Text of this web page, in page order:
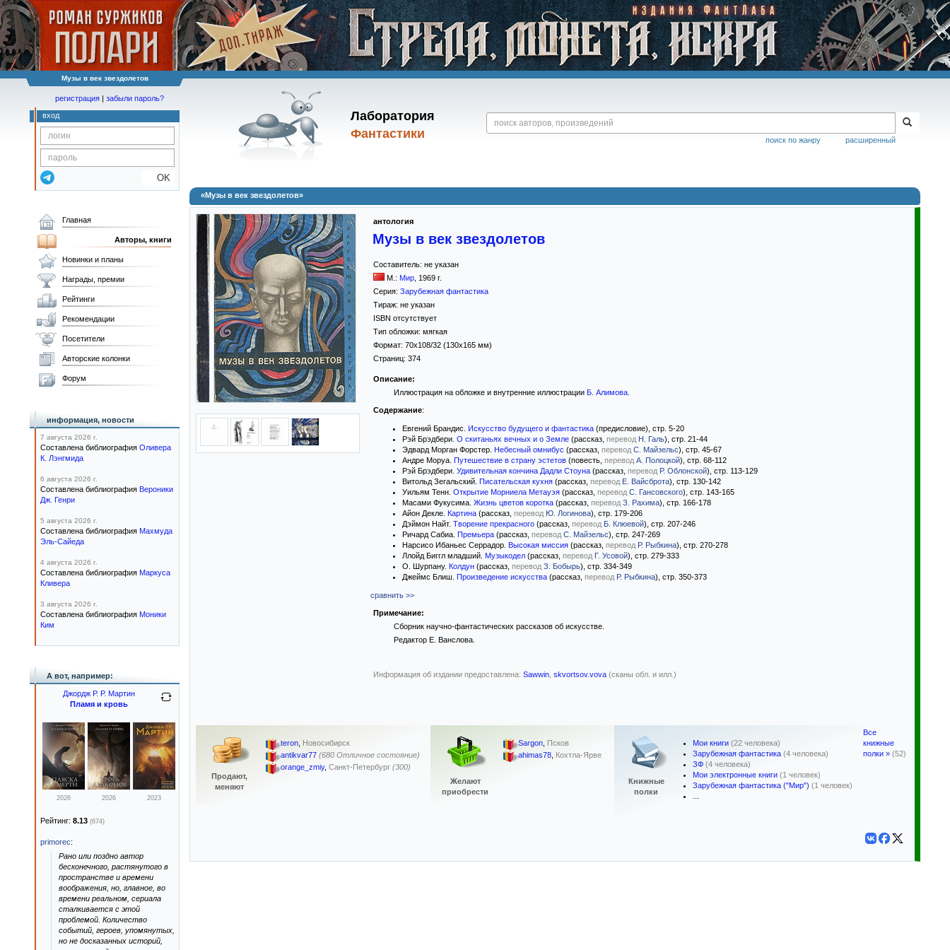
Музы в век звездолетов
Лаборатория
Фантастики
расширенный
поиск по жанру
регистрация | забыли пароль?
вход
OK
«Музы в век звездолетов»
антология
Музы в век звездолетов
Составитель: не указан
М.: Мир 1969 г.
Серия: Зарубежная фантастика
Тираж: не указан
ISBN отсутствует
Тип обложки: мягкая
Формат: 70x108/32 (130x165 мм)
Страниц: 374
Описание:
Иллюстрация на обложке и внутренние иллюстрации Б. Алимова.
Содержание:
Евгений Брандис. Искусство будущего и фантастика (предисловие), стр. 5-20
Рэй Брэдбери. О скитаньях вечных и о Земле (рассказ, перевод Н. Галь), стр. 21-44
Эдвард Морган Форстер. Небесный омнибус (рассказ, перевод С. Майзельс), стр. 45-67
Андре Моруа. Путешествие в страну эстетов (повесть, перевод А. Полоцкой), стр. 68-112
Рэй Брэдбери. Удивительная кончина Дадли Стоуна (рассказ, перевод Р. Облонской), стр. 113-129
Витольд Зегальский. Писательская кухня (рассказ, перевод Е. Вайсброта), стр. 130-142
Уильям Тенн. Открытие Морниела Метауэя (рассказ, перевод С. Гансовского), стр. 143-165
Масами Фукусима. Жизнь цветов коротка (рассказ, перевод З. Рахима), стр. 166-178
Айон Декле. Картина (рассказ, перевод Ю. Логинова), стр. 179-206
Дэймон Найт. Творение прекрасного (рассказ, перевод Б. Клюевой), стр. 207-246
Ричард Сабиа. Премьера (рассказ, перевод С. Майзельс), стр. 247-269
Нарсисо Ибаньес Серрадор. Высокая миссия (рассказ, перевод Р. Рыбкина), стр. 270-278
Ллойд Биггл младший. Музыкодел (рассказ, перевод Г. Усовой), стр. 279-333
О. Шурпану. Колдун (рассказ, перевод З. Бобырь), стр. 334-349
Джеймс Блиш. Произведение искусства (рассказ, перевод Р. Рыбкина), стр. 350-373
сравнить >>
Примечание:
Сборник научно-фантастических рассказов об искусстве.
Редактор Е. Ванслова.
Информация об издании предоставлена: Sawwin skvortsov.vova (сканы обл. и илл.)
Продают,
меняют
teron, Новосибирск
antikvar77 (680 Отличное состояние)
orange_zmiy, Санкт-Петербург (300)
Желают
приобрести
Sargon, Псков
ahimas78, Кохтла-Ярве
Книжные
полки
Мои книги (22 человека)
Зарубежная фантастика (4 человека)
ЗФ (4 человека)
Мои электронные книги (1 человек)
Зарубежная фантастика ("Мир") (1 человек)
Все
книжные
полки » (52)
Главная
Авторы, книги
Новинки и планы
Награды, премии
Рейтинги
Рекомендации
Посетители
Авторские колонки
Форум
информация, новости
7 августа 2026 г.
Составлена библиография Оливера
К. Лэнгмида
6 августа 2026 г.
Составлена библиография Вероники
Дж. Генри
5 августа 2026 г.
Составлена библиография Махмуда
Эль-Сайеда
4 августа 2026 г.
Составлена библиография Маркуса
Кливера
3 августа 2026 г.
Составлена библиография Моники
Ким
А вот, например:
Джордж Р. Р. Мартин
Пламя и кровь
2026 2026 2023
Рейтинг: 8.13 (674)
primorec:
Рано или поздно автор
бесконечного, растянутого в
пространстве и времени
воображения, но, главное, во
времени реальном, сериала
сталкивается с этой
проблемой. Количество
событий, героев, упомянутых,
но не досказанных историй,